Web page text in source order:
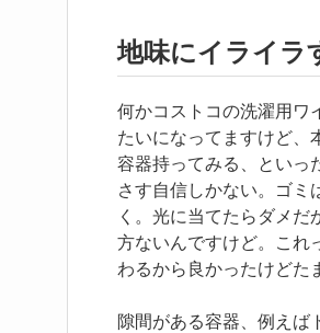
地味にイライラ
何かコストコの洗濯用ワ
たいになってますけど、
容器持ってみる、といっ
さす自信しかない。ゴミ
く。光に当てたらダメ
方ないんですけど。これ
わるから良かったけどた
隙間がある容器、例えば